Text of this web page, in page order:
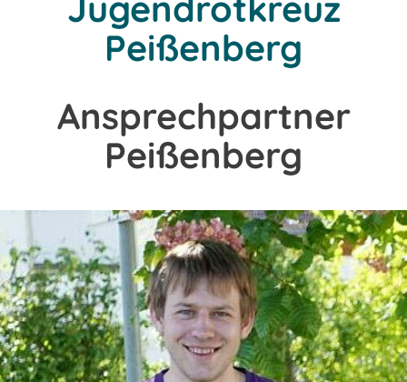
Jugendrotkreuz
Peißenberg
Ansprechpartner
Peißenberg